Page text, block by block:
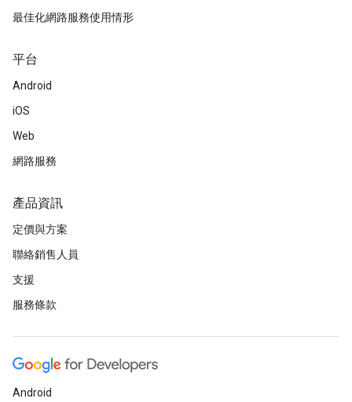
最佳化網路服務使用情形
平台
Android
iOS
Web
網路服務
產品資訊
定價與方案
聯絡銷售人員
支援
服務條款
Android